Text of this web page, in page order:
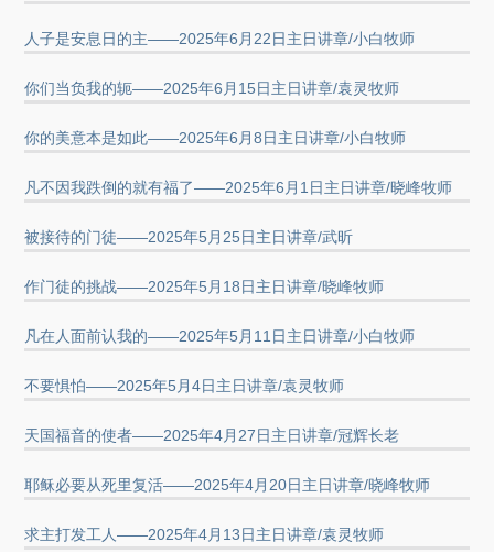
人子是安息日的主——2025年6月22日主日讲章/小白牧师
你们当负我的轭——2025年6月15日主日讲章/袁灵牧师
你的美意本是如此——2025年6月8日主日讲章/小白牧师
凡不因我跌倒的就有福了——2025年6月1日主日讲章/晓峰牧师
被接待的门徒——2025年5月25日主日讲章/武昕
作门徒的挑战——2025年5月18日主日讲章/晓峰牧师
凡在人面前认我的——2025年5月11日主日讲章/小白牧师
不要惧怕——2025年5月4日主日讲章/袁灵牧师
天国福音的使者——2025年4月27日主日讲章/冠辉长老
耶稣必要从死里复活——2025年4月20日主日讲章/晓峰牧师
求主打发工人——2025年4月13日主日讲章/袁灵牧师